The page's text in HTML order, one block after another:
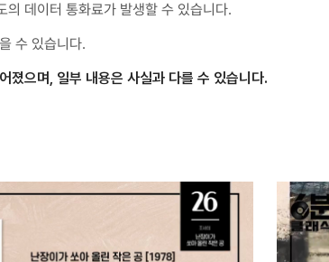
의 데이터 통화료가 발생할 수 있습니다.
수 있습니다.
졌으며, 일부 내용은 사실과 다를 수 있습니다.